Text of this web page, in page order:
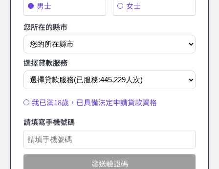
男士
女士
您所在的縣市
選擇貸款服務
我已滿18歲，已具備法定申請貸款資格
請填寫手機號碼
發送驗證碼